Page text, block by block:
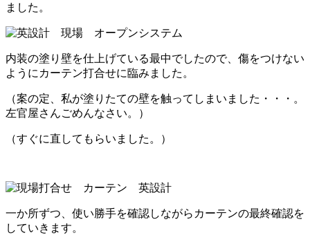
ました。
内装の塗り壁を仕上げている最中でしたので、傷をつけない
ようにカーテン打合せに臨みました。
（案の定、私が塗りたての壁を触ってしまいました・・・。
左官屋さんごめんなさい。）
（すぐに直してもらいました。）
一か所ずつ、使い勝手を確認しながらカーテンの最終確認を
していきます。